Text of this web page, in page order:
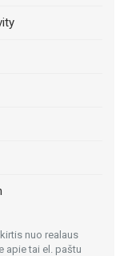
nuo realaus
apie tai el. paštu